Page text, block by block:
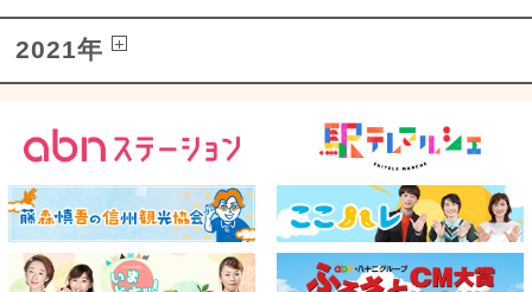
2021年